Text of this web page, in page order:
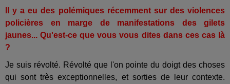
Il y a eu des polémiques récemment sur des violences
policières en marge de manifestations des gilets
jaunes... Qu'est-ce que vous vous dites dans ces cas là
?
Je suis révolté. Révolté que l'on pointe du doigt des choses
qui sont très exceptionnelles, et sorties de leur contexte.